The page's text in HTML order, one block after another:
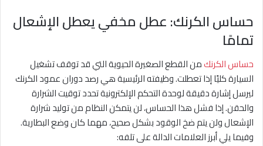
حساس الكرنك: عطل مخفي يعطل الإشعال
تمامًا
حساس الكرنكمن القطع الصغيرة الحيوية التي قد توقف تشغيل
السيارة كليًا إذا تعطلت. وظيفته الرئيسية هي رصد دوران عمود الكرنك
ليرسل إشارة دقيقة لوحدة التحكم الإلكترونية تحدد توقيت الشرارة
والحقن. إذا فشل هذا الحساس، لن يتمكن النظام من توليد شرارة
الإشعال ولن يتم ضخ الوقود بشكل صحيح، مهما كان وضع البطارية.
وفيما يلي أبرز العلامات الدالة على تلفه: